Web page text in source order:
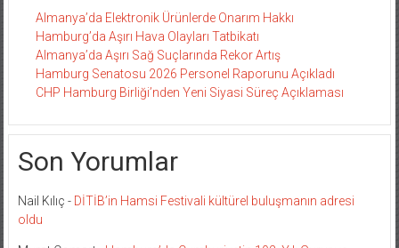
Almanya’da Elektronik Ürünlerde Onarım Hakkı
Hamburg’da Aşırı Hava Olayları Tatbikatı
Almanya’da Aşırı Sağ Suçlarında Rekor Artış
Hamburg Senatosu 2026 Personel Raporunu Açıkladı
CHP Hamburg Birliği’nden Yeni Siyasi Süreç Açıklaması
Son Yorumlar
Nail Kılıç - DİTİB’in Hamsi Festivali kültürel buluşmanın adresi
oldu